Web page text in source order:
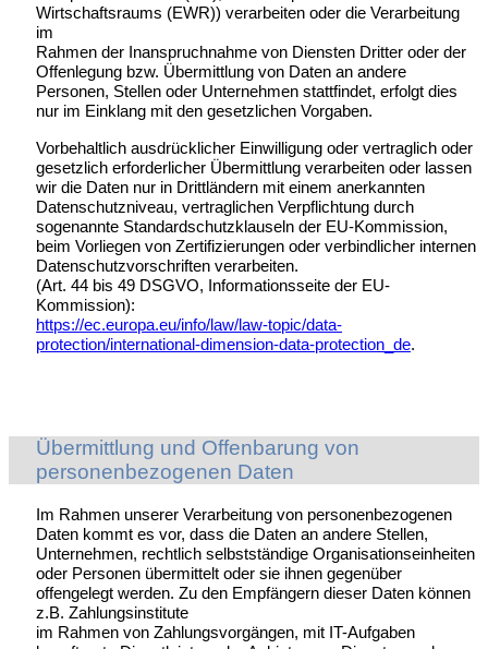
Wirtschaftsraums (EWR)) verarbeiten oder die Verarbeitung
im
Rahmen der Inanspruchnahme von Diensten Dritter oder der
Offenlegung bzw. Übermittlung von Daten an andere
Personen, Stellen oder Unternehmen stattfindet, erfolgt dies
nur im Einklang mit den gesetzlichen Vorgaben.
Vorbehaltlich ausdrücklicher Einwilligung oder vertraglich oder
gesetzlich erforderlicher Übermittlung verarbeiten oder lassen
wir die Daten nur in Drittländern mit einem anerkannten
Datenschutzniveau, vertraglichen Verpflichtung durch
sogenannte Standardschutzklauseln der EU-Kommission,
beim Vorliegen von Zertifizierungen oder verbindlicher internen
Datenschutzvorschriften verarbeiten.
(Art. 44 bis 49 DSGVO, Informationsseite der EU-
Kommission):
https://ec.europa.eu/info/law/law-topic/data-
protection/international-dimension-data-protection_de.
Übermittlung und Offenbarung von
personenbezogenen Daten
Im Rahmen unserer Verarbeitung von personenbezogenen
Daten kommt es vor, dass die Daten an andere Stellen,
Unternehmen, rechtlich selbstständige Organisationseinheiten
oder Personen übermittelt oder sie ihnen gegenüber
offengelegt werden. Zu den Empfängern dieser Daten können
z.B. Zahlungsinstitute
im Rahmen von Zahlungsvorgängen, mit IT-Aufgaben